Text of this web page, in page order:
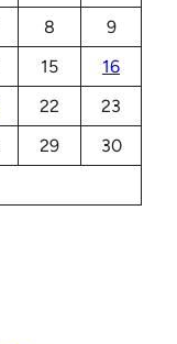
8
9
15
16
22
23
29
30